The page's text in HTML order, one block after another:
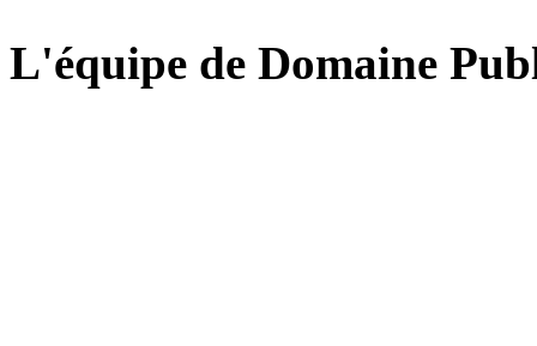
L'équipe de Domaine